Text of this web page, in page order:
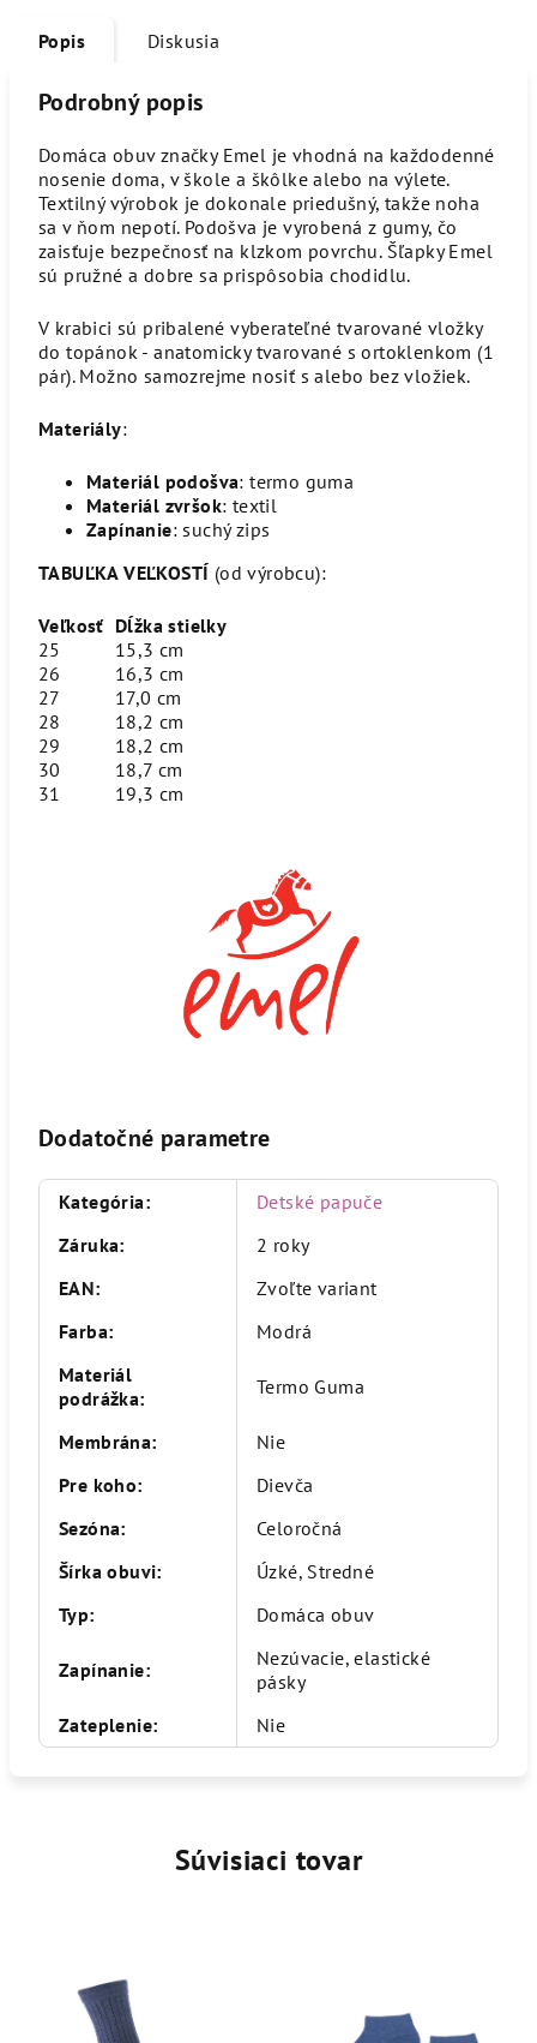
Popis Diskusia
Podrobný popis
Domáca obuv značky Emel je vhodná na každodenné
nosenie doma, v škole a škôlke alebo na výlete.
Textilný výrobok je dokonale priedušný, takže noha
sa v ňom nepotí. Podošva je vyrobená z gumy, čo
zaisťuje bezpečnosť na klzkom povrchu. Šľapky Emel
sú pružné a dobre sa prispôsobia chodidlu.
V krabici sú pribalené vyberateľné tvarované vložky
do topánok - anatomicky tvarované s ortoklenkom (1
pár). Možno samozrejme nosiť s alebo bez vložiek.
Materiály:
Materiál podošva: termo guma
Materiál zvršok: textil
Zapínanie: suchý zips
TABUĽKA VEĽKOSTÍ (od výrobcu):
Veľkosť Dĺžka stielky
25
15,3 cm
26
16,3 cm
27
17,0 cm
28
18,2 cm
29
18,2 cm
30
18,7 cm
31
19,3 cm
Dodatočné parametre
Kategória:
Detské papuče
Záruka:
2 roky
EAN:
Zvoľte variant
Farba:
Modrá
Materiál
podrážka: Termo Guma
Membrána:
Nie
Pre koho:
Dievča
Sezóna:
Celoročná
Šírka obuvi:
Úzké, Stredné
Typ: Domáca obuv
Zapínanie:
Nezúvacie, elastické
pásky
Zateplenie: Nie
Súvisiaci tovar